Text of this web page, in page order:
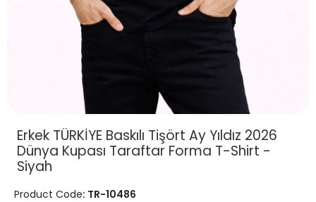
Erkek TÜRKİYE Baskılı Tişört Ay Yıldız 2026
Dünya Kupası Taraftar Forma T-Shirt -
Siyah
Product Code: TR-10486